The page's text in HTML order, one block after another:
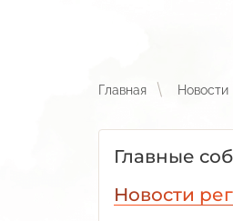
Главная Новости
Главные
Новости